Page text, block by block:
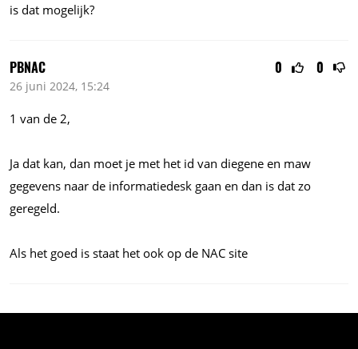
is dat mogelijk?
0 0
PBNAC
26 juni 2024, 15:24
1 van de 2,
Ja dat kan, dan moet je met het id van diegene en maw
gegevens naar de informatiedesk gaan en dan is dat zo
geregeld.
Als het goed is staat het ook op de NAC site